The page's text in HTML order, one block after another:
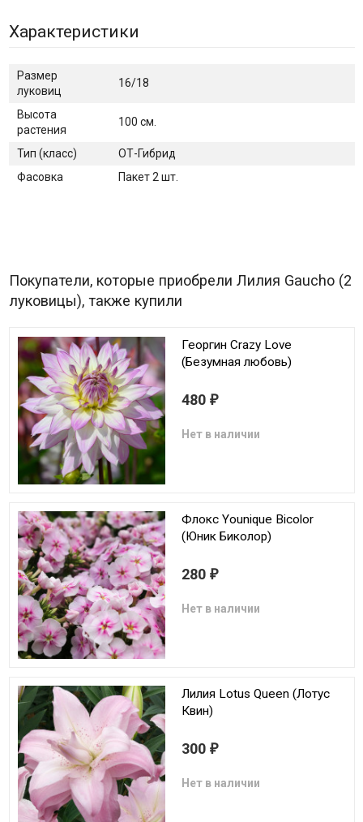
Характеристики
Размер
луковиц
16/18
Высота
растения
100 см.
Тип (класс)
ОТ-Гибрид
Фасовка
Пакет 2 шт.
Покупатели, которые приобрели Лилия Gaucho (2
луковицы), также купили
Георгин Crazy Love
(Безумная любовь)
480 ₽
Нет в наличии
Флокс Younique Bicolor
(Юник Биколор)
280 ₽
Нет в наличии
Лилия Lotus Queen (Лотус
Квин)
300 ₽
Нет в наличии